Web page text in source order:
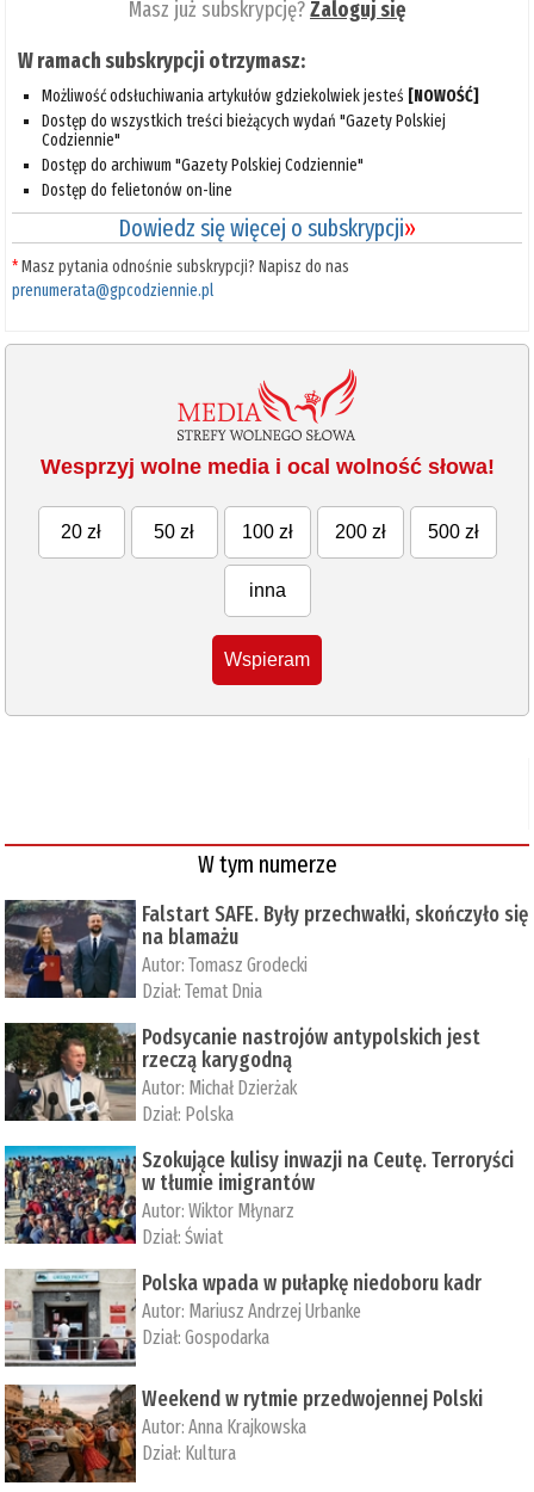
Masz już subskrypcję?Zaloguj się
W ramach subskrypcji otrzymasz:
Możliwość odsłuchiwania artykułów gdziekolwiek jesteś [NOWOŚĆ]
Dostęp do wszystkich treści bieżących wydań "Gazety Polskiej
Codziennie"
Dostęp do archiwum "Gazety Polskiej Codziennie"
Dostęp do felietonów on-line
Dowiedz się więcej o subskrypcji»
*Masz pytania odnośnie subskrypcji? Napisz do nas
prenumerata@gpcodziennie.pl
Wesprzyj wolne media i ocal wolność słowa!
20 zł 50 zł 100 zł 200 zł 500 zł
inna
Wspieram
W tym numerze
Falstart SAFE. Były przechwałki, skończyło się
na blamażu
Autor:Tomasz Grodecki
Dział:Temat Dnia
Podsycanie nastrojów antypolskich jest
rzeczą karygodną
Autor: Michał Dzierżak
Dział: Polska
Szokujące kulisy inwazji na Ceutę. Terroryści
w tłumie imigrantów
Autor:Wiktor Młynarz
Dział:Świat
Polska wpada w pułapkę niedoboru kadr
Autor: Mariusz Andrzej Urbanke
Dział:Gospodarka
Weekend w rytmie przedwojennej Polski
Autor:Anna Krajkowska
Dział: Kultura